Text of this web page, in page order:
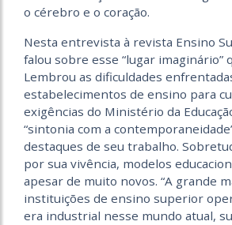
o cérebro e o coração.
Nesta entrevista à revista Ensino
falou sobre esse “lugar imaginário”
Lembrou as dificuldades
estabelecimentos de ensino para
exigências do Ministério da
“sintonia com a
destaques de seu trabalho.
por sua vivência, modelos
apesar de muito novos. “A grande
instituições de ensino superior
era industrial nesse mundo atual,